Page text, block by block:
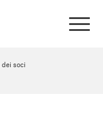
dei soci